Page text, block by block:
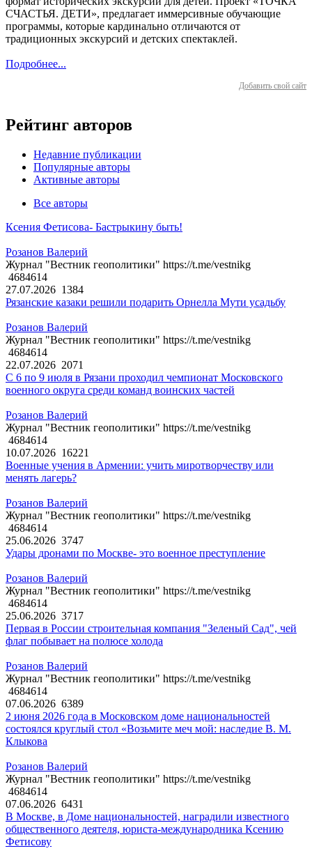
СЧАСТЬЯ. ДЕТИ», предлагает иммерсивные обучающие
программы, которые кардинально отличаются от
традиционных экскурсий и детских спектаклей.
Подробнее...
Добавить свой сайт
Рейтинг авторов
Недавние публикации
Популярные авторы
Активные авторы
Все авторы
Ксения Фетисова- Бастрыкину быть!
Розанов Валерий
Журнал "Вестник геополитики" https://t.me/vestnikg
4684614
27.07.2026 1384
Рязанские казаки решили подарить Орнелла Мути усадьбу
Розанов Валерий
Журнал "Вестник геополитики" https://t.me/vestnikg
4684614
22.07.2026 2071
С 6 по 9 июля в Рязани проходил чемпионат Московского
военного округа среди команд воинских частей
Розанов Валерий
Журнал "Вестник геополитики" https://t.me/vestnikg
4684614
10.07.2026 16221
Военные учения в Армении: учить миротворчеству или
менять лагерь?
Розанов Валерий
Журнал "Вестник геополитики" https://t.me/vestnikg
4684614
25.06.2026 3747
Удары дронами по Москве- это военное преступление
Розанов Валерий
Журнал "Вестник геополитики" https://t.me/vestnikg
4684614
25.06.2026 3717
Первая в России строительная компания "Зеленый Сад", чей
флаг побывает на полюсе холода
Розанов Валерий
Журнал "Вестник геополитики" https://t.me/vestnikg
4684614
07.06.2026 6389
2 июня 2026 года в Московском доме национальностей
состоялся круглый стол «Возьмите меч мой: наследие В. М.
Клыкова
Розанов Валерий
Журнал "Вестник геополитики" https://t.me/vestnikg
4684614
07.06.2026 6431
В Москве, в Доме национальностей, наградили известного
общественного деятеля, юриста-международника Ксению
Фетисову